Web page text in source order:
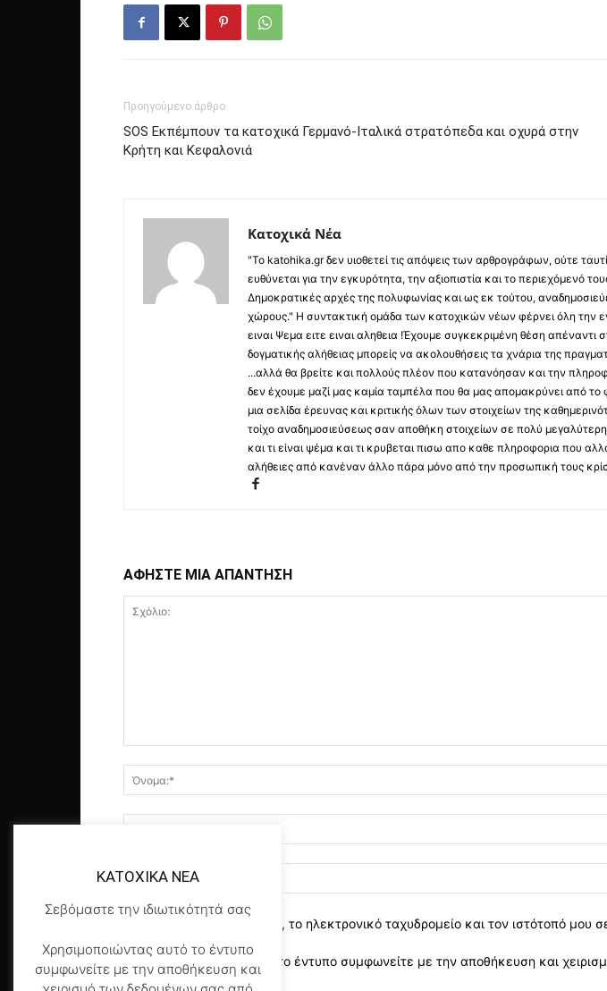
Προηγούμενο άρθρο
SOS Eκπέμπουν τα κατοχικά Γερμανό-Ιταλικά στρατόπεδα και οχυρά στην
Κρήτη και Κεφαλονιά
Κατοχικά Νέα
"Το katohika.gr δεν υιοθετεί τις απόψεις των αρθρογράφων, ούτε
ευθύνεται για την εγκυρότητα, την αξιοπιστία και το περιεχόμενό
Δημοκρατικές αρχές της πολυφωνίας και ως εκ τούτου,
χώρους." Η συντακτική ομάδα των κατοχικών νέων φέρνει όλη την
ειναι Ψεμα ειτε ειναι αληθεια !Έχουμε συγκεκριμένη θέση
δογματικής αλήθειας μπορείς να ακολουθήσεις τα χνάρια της
...αλλά θα βρείτε και πολλούς πλέον που κατανόησαν και την
δεν έχουμε μαζί μας καμία ταμπέλα που θα μας απομακρύνει από το
μια σελίδα έρευνας και κριτικής όλων των στοιχείων της
τοίχο αναδημοσιεύσεως σαν αποθήκη στοιχείων σε πολύ
και τι είναι ψέμα και τι κρυβεται πισω απο καθε πληροφορια που
αλήθειες από κανέναν άλλο πάρα μόνο από την προσωπική τους
ΑΦΗΣΤΕ ΜΙΑ ΑΠΑΝΤΗΣΗ
αποθηκεύστε το όνομα, το ηλεκτρονικό ταχυδρομείο και τον ιστότοπό
Χρησιμοποιώντας αυτό το έντυπο συμφωνείτε με την αποθήκευση και
της σελίδας μας
KATOXIKA NEA
Σεβόμαστε την ιδιωτικότητά σας
Χρησιμοποιώντας αυτό το έντυπο
συμφωνείτε με την αποθήκευση και